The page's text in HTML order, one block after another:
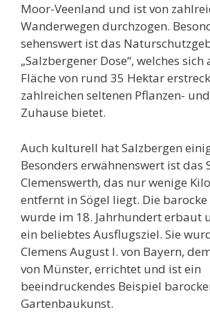
Moor-Veenland und ist von
Wanderwegen durchzogen.
sehenswert ist das
„Salzbergener Dose“, welches
Fläche von rund 35 Hektar
zahlreichen seltenen Pflanzen-
Zuhause bietet.
Auch kulturell hat Salzbergen
Besonders erwähnenswert ist das
Clemenswerth, das nur wenige
entfernt in Sögel liegt. Die barocke
wurde im 18. Jahrhundert erbaut
ein beliebtes Ausflugsziel. Sie
Clemens August I. von Bayern,
von Münster, errichtet und ist ein
beeindruckendes Beispiel
Gartenbaukunst.